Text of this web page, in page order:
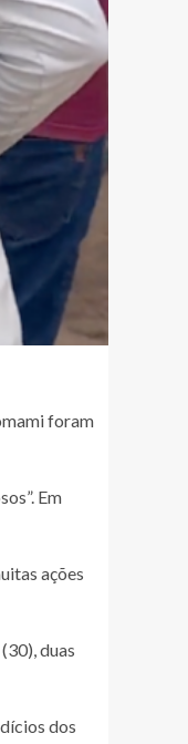
foram
Em
ações
duas
dos